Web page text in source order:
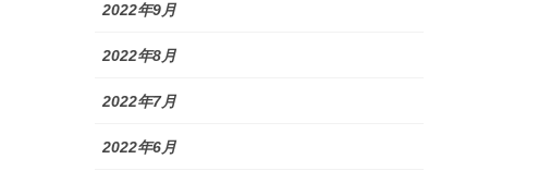
2022年9月
2022年8月
2022年7月
2022年6月